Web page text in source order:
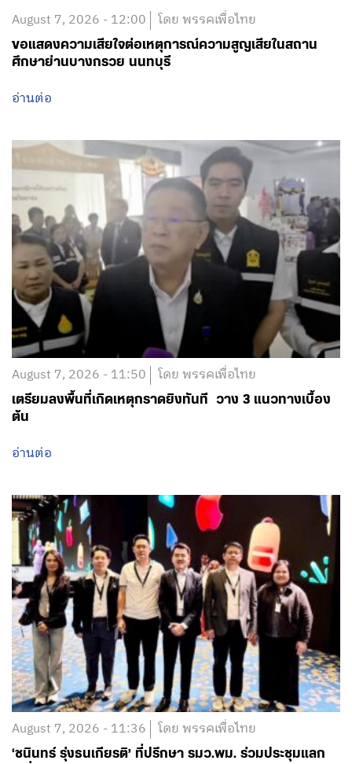
August 7, 2026 - 12:00 โดย พรรคเพื่อไทย
ขอแสดงความเสียใจต่อเหตุการณ์ความสูญเสียในสถาน
ศึกษาย่านบางกรวย นนทบุรี
อ่านต่อ
August 7, 2026 - 11:50 โดย พรรคเพื่อไทย
เตรียมลงพื้นที่เกิดเหตุกราดยิงทันที วาง 3 แนวทางเบื้อง
ต้น
อ่านต่อ
August 7, 2026 - 11:36 โดย พรรคเพื่อไทย
‘ชนินทร์ รุ่งธนเกียรติ’ ที่ปรึกษา รมว.พม. ร่วมประชุมแลก